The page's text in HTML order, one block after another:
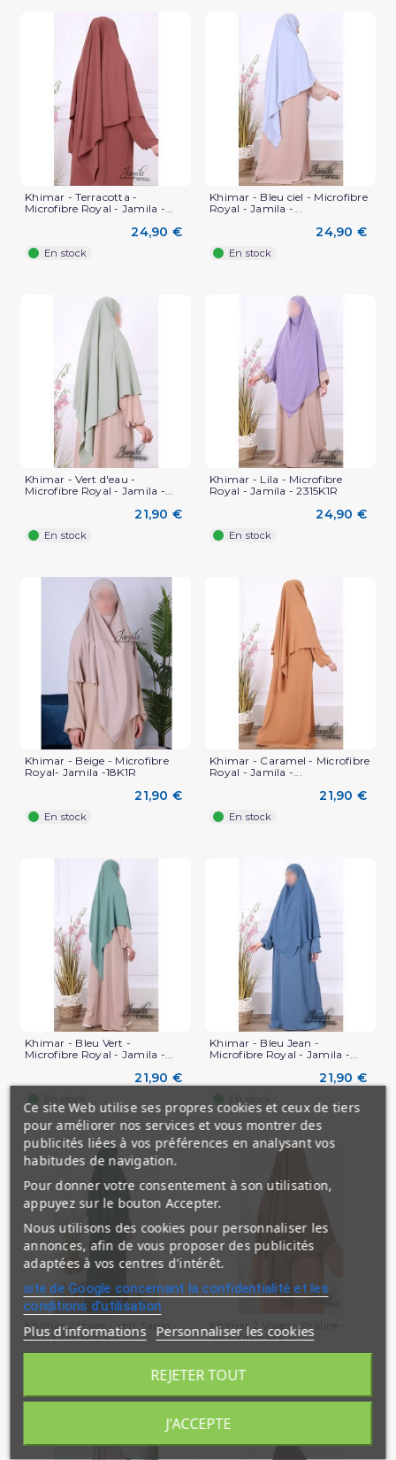
Khimar - Terracotta -
Microfibre Royal - Jamila -...
24,90 €
En stock
Khimar - Bleu ciel - Microfibre
Royal - Jamila -...
24,90 €
En stock
Khimar - Vert d'eau -
Microfibre Royal - Jamila -...
21,90 €
En stock
Khimar - Lila - Microfibre
Royal - Jamila - 2315K1R
24,90 €
En stock
Khimar - Beige - Microfibre
Royal- Jamila -18K1R
21,90 €
En stock
Khimar - Caramel - Microfibre
Royal - Jamila -...
21,90 €
En stock
Khimar - Bleu Vert -
Microfibre Royal - Jamila -...
21,90 €
Khimar - Bleu Jean -
Microfibre Royal - Jamila -...
21,90 €
Khimar 2 Voiles - Vert Sapin -
Microfibre Royal -...
Khimar 2 Voiles - Praline -
Microfibre Royal -...
En stock
Ce site Web utilise ses propres cookies et ceux de tiers
pour améliorer nos services et vous montrer des
publicités liées à vos préférences en analysant vos
habitudes de navigation.
Pour donner votre consentement à son utilisation,
appuyez sur le bouton Accepter.
Nous utilisons des cookies pour personnaliser les
annonces, afin de vous proposer des publicités
adaptées à vos centres d'intérêt.
site de Google concernant la confidentialité et les
conditions d'utilisation
Plus d'informations Personnaliser les cookies
REJETER TOUT
J'ACCEPTE